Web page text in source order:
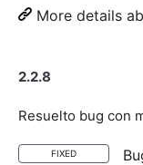
More details
2.2.8
Resuelto bug con
FIXED